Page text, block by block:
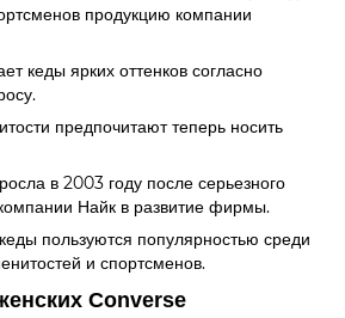
продукцию компании
кеды ярких оттенков согласно
предпочитают теперь носить
в 2003 году после серьезного
Найк в развитие фирмы.
пользуются популярностью среди
и спортсменов.
Converse